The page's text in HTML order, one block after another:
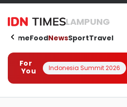
LAMPUNG
HomeFoodNewsSportTravel
For
You
Indonesia Summit 2026